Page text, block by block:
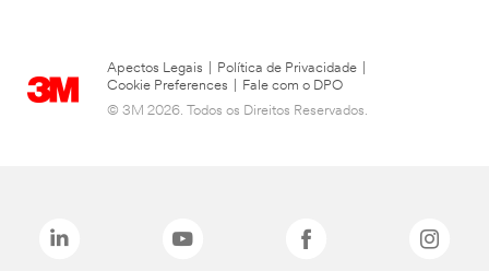
Apectos Legais Política de Privacidade
Cookie Preferences
Fale com o DPO
© 3M 2026. Todos os Direitos Reservados.